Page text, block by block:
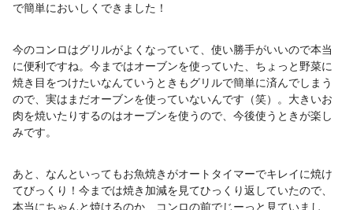
で簡単においしくできました！
今のコンロはグリルがよくなっていて、使い勝手がいいので本当
に便利ですね。今まではオーブンを使っていた、ちょっと野菜に
焼き目をつけたいなんていうときもグリルで簡単に済んでしまう
ので、実はまだオーブンを使っていないんです（笑）。大きいお
肉を焼いたりするのはオーブンを使うので、今後使うときが楽し
みです。
あと、なんといってもお魚焼きがオートタイマーでキレイに焼け
てびっくり！今までは焼き加減を見てひっくり返していたので、
本当にちゃんと焼けるのか、コンロの前でじーっと見ていまし